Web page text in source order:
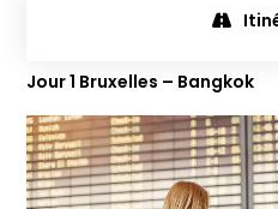
Jour 1 Bruxelles – Bangkok